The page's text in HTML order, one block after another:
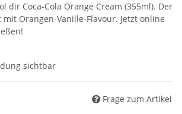
dir Coca-Cola Orange Cream (355ml). Der
Orangen-Vanille-Flavour. Jetzt online
sichtbar
Frage zum Artikel